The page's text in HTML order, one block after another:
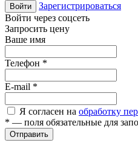
Войти
Зарегистрироваться
Войти через соцсеть
Запросить цену
Ваше имя
Телефон *
E-mail *
Я согласен на обработку
* — поля обязательные для
Отправить